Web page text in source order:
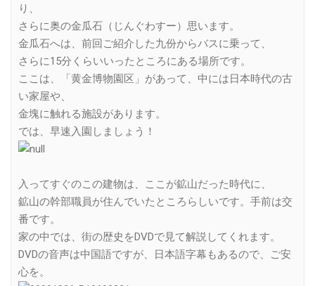
り、
さらに奥の金瓜石（じんぐわすー）思います。
金瓜石へは、前回ご紹介した九份からバスに乗って、
さらに15分くらいいったところにある場所です。
ここは、「黄金博物園区」があって、中には日本時代の古
い家屋や、
金塊に触れる施設があります。
では、早速入園しましょう！
入ってすぐのこの建物は、ここが鉱山だった時代に、
鉱山の幹部職員が住んでいたところらしいです。手前は交
番です。
家の中では、街の歴史をDVDで見て解説してくれます。
DVDの音声は中国語ですが、日本語字幕もあるので、ご安
心を。